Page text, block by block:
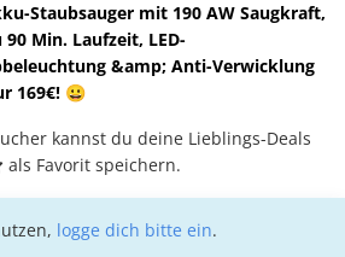
Staubsauger mit 190 AW Saugkraft,
90 Min. Laufzeit, LED-
&amp; Anti-Verwicklung
169€! 😀
kannst du deine Lieblings-Deals
als Favorit speichern.
logge dich bitte ein.